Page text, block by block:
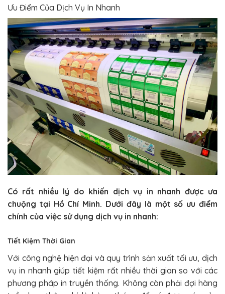
Ưu Điểm Của Dịch Vụ In Nhanh
Có rất nhiều lý do khiến dịch vụ in nhanh được ưa
chuộng tại Hồ Chí Minh. Dưới đây là một số ưu điểm
chính của việc sử dụng dịch vụ in nhanh:
Tiết Kiệm Thời Gian
Với công nghệ hiện đại và quy trình sản xuất tối ưu, dịch
vụ in nhanh giúp tiết kiệm rất nhiều thời gian so với các
phương pháp in truyền thống. Không còn phải đợi hàng